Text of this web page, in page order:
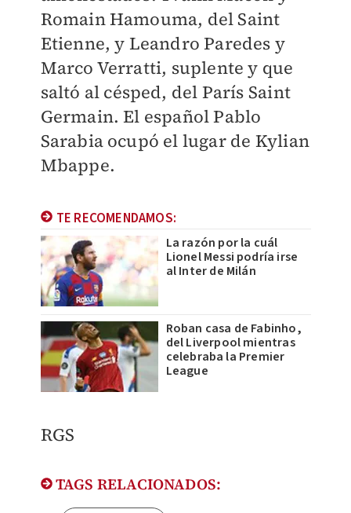
Romain Hamouma, del Saint
Etienne, y Leandro Paredes y
Marco Verratti, suplente y que
saltó al césped, del París Saint
Germain. El español Pablo
Sarabia ocupó el lugar de Kylian
Mbappe.
TE RECOMENDAMOS:
La razón por la cuál
Lionel Messi podría irse
al Inter de Milán
Roban casa de Fabinho,
del Liverpool mientras
celebraba la Premier
League
RGS
TAGS RELACIONADOS: